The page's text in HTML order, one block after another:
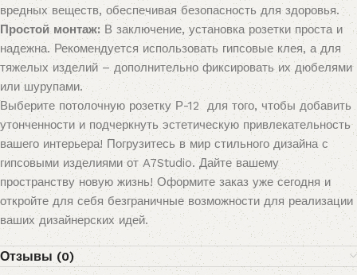
вредных веществ, обеспечивая безопасность для здоровья.
Простой монтаж: В заключение, установка розетки проста и
надежна. Рекомендуется использовать гипсовые клея, а для
тяжелых изделий – дополнительно фиксировать их дюбелями
или шурупами.
Выберите потолочную розетку Р-12 для того, чтобы добавить
утонченности и подчеркнуть эстетическую привлекательность
вашего интерьера! Погрузитесь в мир стильного дизайна с
гипсовыми изделиями от A7Studio. Дайте вашему
пространству новую жизнь! Оформите заказ уже сегодня и
откройте для себя безграничные возможности для реализации
ваших дизайнерских идей.
Отзывы (0)